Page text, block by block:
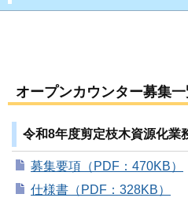
オープンカウンター募集
令和8年度剪定枝木資源化業
募集要項（PDF：470KB）
仕様書（PDF：328KB）